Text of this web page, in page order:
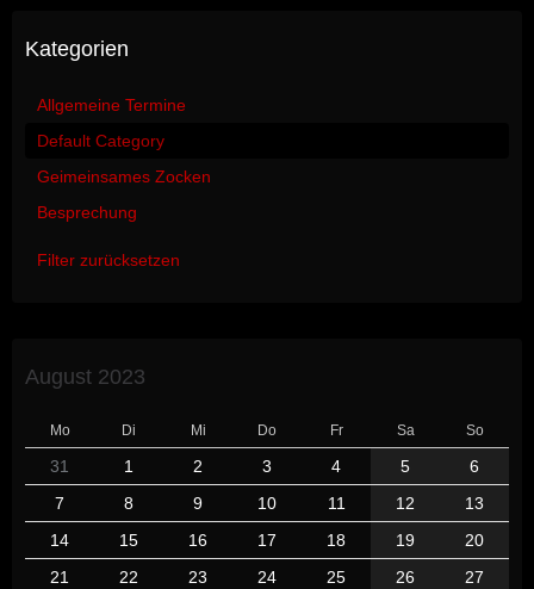
Kategorien
Allgemeine Termine
Default Category
Geimeinsames Zocken
Besprechung
Filter zurücksetzen
August 2023
Mo Di Mi Do Fr Sa So
31 1 2 3 4 5
6
7
8 9 10 11 12
13
14
15 16 17 18 19
20
21
22 23 24 25 26
27